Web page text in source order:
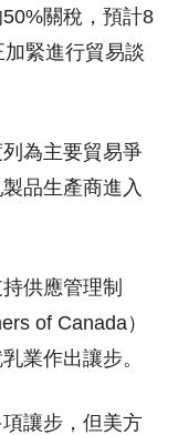
關稅，預計8
緊進行貿易談
為主要貿易爭
品生產商進入
供應管理制
of Canada）
業作出讓步。
讓步，但美方